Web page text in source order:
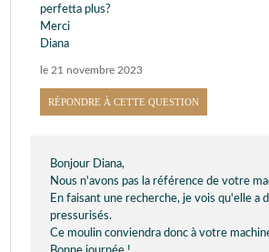
perfetta plus?
Merci
Diana
le 21 novembre 2023
RÉPONDRE À CETTE QUESTION
Bonjour Diana,
Nous n'avons pas la référence de votre
En faisant une recherche, je vois qu'elle a
pressurisés.
Ce moulin conviendra donc à votre